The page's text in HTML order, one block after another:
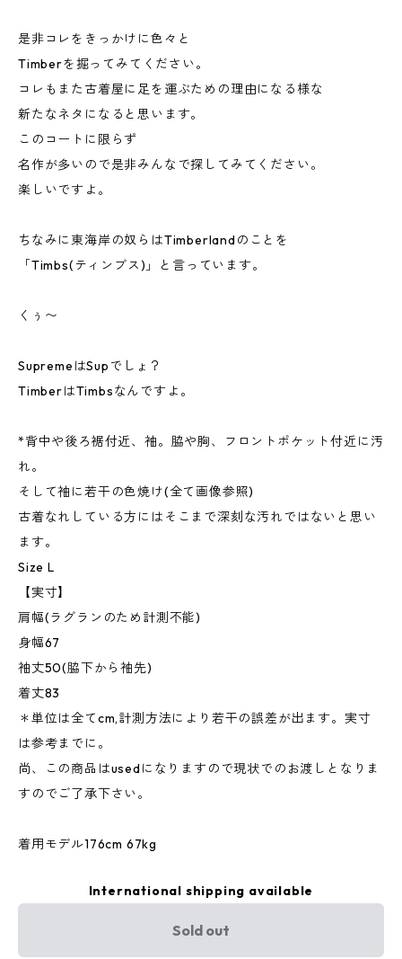
是非コレをきっかけに色々と
Timberを掘ってみてください。
コレもまた古着屋に足を運ぶための理由になる様な
新たなネタになると思います。
このコートに限らず
名作が多いので是非みんなで探してみてください。
楽しいですよ。
ちなみに東海岸の奴らはTimberlandのことを
「Timbs(ティンブス)」と言っています。
くぅ〜
SupremeはSupでしょ？
TimberはTimbsなんですよ。
*背中や後ろ裾付近、袖。脇や胸、フロントポケット付近に汚
れ。
そして袖に若干の色焼け(全て画像参照)
古着なれしている方にはそこまで深刻な汚れではないと思い
ます。
Size L
【実寸】
肩幅(ラグランのため計測不能)
身幅67
袖丈50(脇下から袖先)
着丈83
＊単位は全てcm,計測方法により若干の誤差が出ます。実寸
は参考までに。
尚、この商品はusedになりますので現状でのお渡しとなりま
すのでご了承下さい。
着用モデル176cm 67kg
International shipping available
Sold out